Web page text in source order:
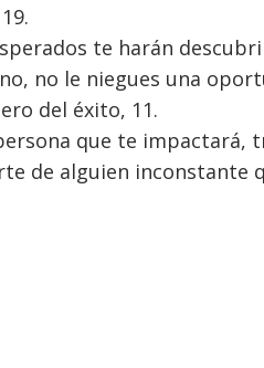
te harán
no le niegues una
del éxito, 11.
que te impactará,
de alguien inconstante